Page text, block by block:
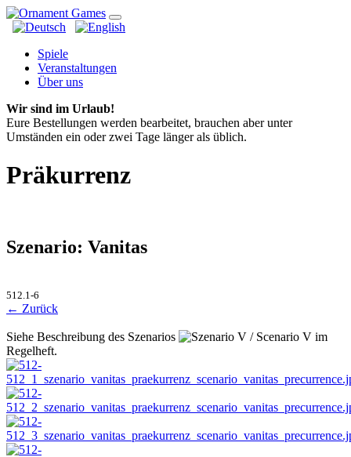
Spiele
Veranstaltungen
Über uns
Wir sind im Urlaub!
Eure Bestellungen werden bearbeitet, brauchen aber unter
Umständen ein oder zwei Tage länger als üblich.
Präkurrenz
Szenario: Vanitas
512.1-6
← Zurück
Siehe Beschreibung des Szenarios
im
Regelheft.